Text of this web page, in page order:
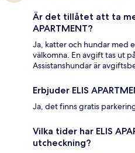
Är det tillåtet att ta
APARTMENT?
Ja, katter och hundar med
välkomna. En avgift tas ut
Assistanshundar är
Erbjuder ELIS
Ja, det finns gratis
Vilka tider har ELIS
utcheckning?